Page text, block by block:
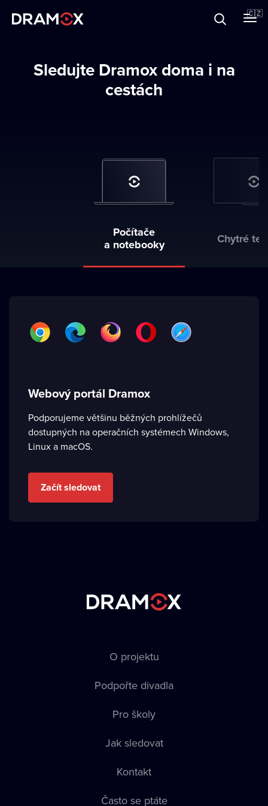
🇨🇿
Sledujte Dramox doma i na
cestách
Počítače
a notebooky
Chytré
Webový portál Dramox
Podporujeme většinu běžných prohlížečů
dostupných na operačních systémech Windows,
Linux a macOS.
Začít sledovat
O projektu
Podpořte divadla
Pro školy
Jak sledovat
Kontakt
Často se ptáte